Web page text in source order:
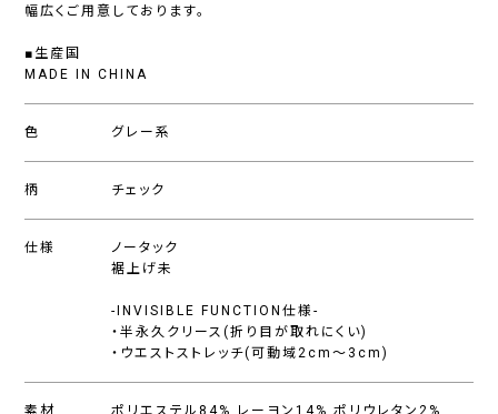
幅広くご用意しております。
■生産国
MADE IN CHINA
色 グレー系
柄 チェック
仕様
ノータック
裾上げ未
-INVISIBLE FUNCTION仕様-
・半永久クリース(折り目が取れにくい)
・ウエストストレッチ(可動域2cm〜3cm)